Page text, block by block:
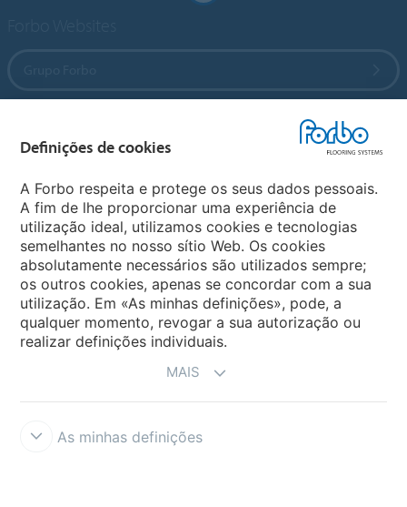
Sites Mundiais
Escolha seu país
Definições de cookies
A Forbo respeita e protege os seus dados pessoais.
A fim de lhe proporcionar uma experiência de
utilização ideal, utilizamos cookies e tecnologias
semelhantes no nosso sítio Web. Os cookies
absolutamente necessários são utilizados sempre;
os outros cookies, apenas se concordar com a sua
utilização. Em «As minhas definições», pode, a
qualquer momento, revogar a sua autorização ou
realizar definições individuais.
MAIS
As minhas definições